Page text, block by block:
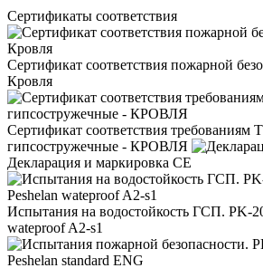
Сертификаты соответствия
Сертификат соответствия пожарной
Кровля
Сертификат соответствия
гипсостружечные - КРОВЛЯ
Декларация и маркировка CE
Испытания на водостойкость ГСП. PK-
wateproof A2-s1